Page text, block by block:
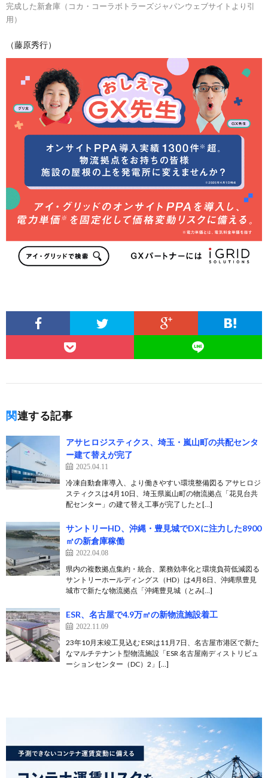
完成した新倉庫（コカ・コーラボトラーズジャパンウェブサイトより引
用）
（藤原秀行）
関連する記事
アサヒロジスティクス、埼玉・嵐山町の共配センタ
ー建て替えが完了
2025.04.11
冷凍自動倉庫導入、より働きやすい環境整備図る アサヒロジ
スティクスは4月10日、埼玉県嵐山町の物流拠点「花見台共
配センター」の建て替え工事が完了したと[…]
サントリーHD、沖縄・豊見城でDXに注力した8900
㎡の新倉庫稼働
2022.04.08
県内の複数拠点集約・統合、業務効率化と環境負荷低減図る
サントリーホールディングス（HD）は4月8日、沖縄県豊見
城市で新たな物流拠点「沖縄豊見城（とみ[…]
ESR、名古屋で4.9万㎡の新物流施設着⼯
2022.11.09
23年10⽉末竣⼯見込む ESRは11月7日、名古屋市港区で新た
なマルチテナント型物流施設「ESR 名古屋南ディストリビュ
ーションセンター（DC）2」[…]